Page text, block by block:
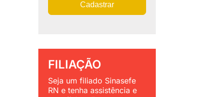
Cadastrar
FILIAÇÃO
Seja um filiado Sinasefe
RN e tenha assistência e